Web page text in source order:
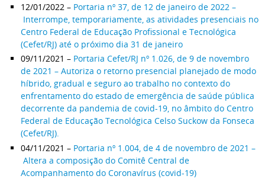
12/01/2022 – Portaria nº 37, de 12 de janeiro de 2022 –
Interrompe, temporariamente, as atividades presenciais no
Centro Federal de Educação Profissional e Tecnológica
(Cefet/RJ) até o próximo dia 31 de janeiro
09/11/2021 – Portaria Cefet/RJ nº 1.026, de 9 de novembro
de 2021 – Autoriza o retorno presencial planejado de modo
híbrido, gradual e seguro ao trabalho no contexto do
enfrentamento do estado de emergência de saúde pública
decorrente da pandemia de covid-19, no âmbito do Centro
Federal de Educação Tecnológica Celso Suckow da Fonseca
(Cefet/RJ).
04/11/2021 – Portaria nº 1.004, de 4 de novembro de 2021 –
Altera a composição do Comitê Central de
Acompanhamento do Coronavírus (covid-19)